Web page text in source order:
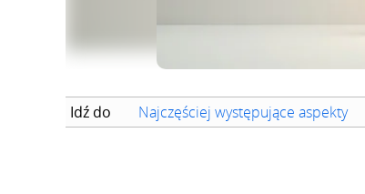
Idź do Najczęściej występujące aspekty